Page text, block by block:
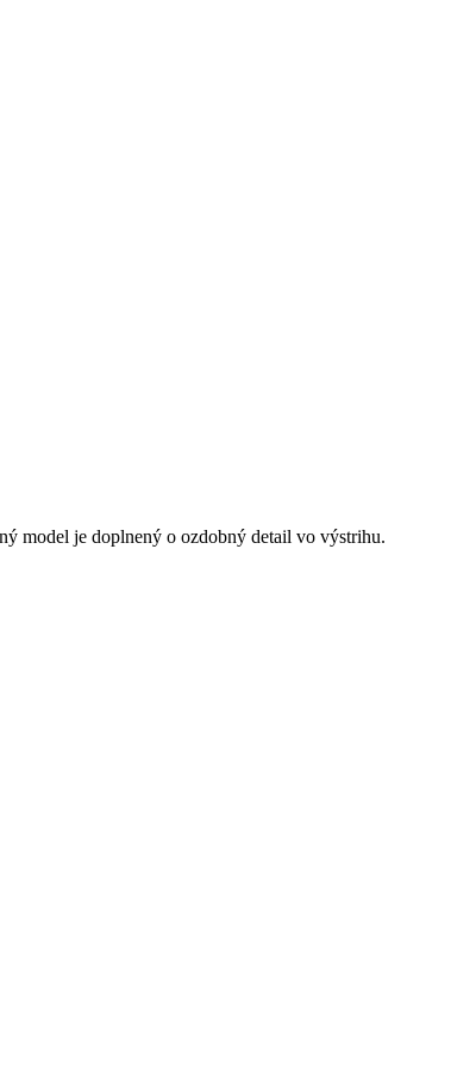
model je doplnený o ozdobný detail vo výstrihu.